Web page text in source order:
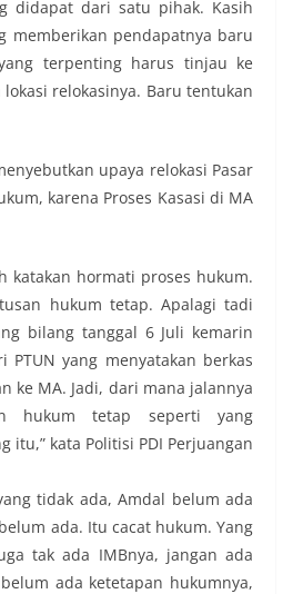
didapat dari satu pihak. Kasih
memberikan pendapatnya baru
terpenting harus tinjau ke
relokasinya. Baru tentukan
upaya relokasi Pasar
karena Proses Kasasi di MA
katakan hormati proses hukum.
hukum tetap. Apalagi tadi
bilang tanggal 6 Juli kemarin
yang menyatakan berkas
ke MA. Jadi, dari mana jalannya
hukum tetap seperti yang
itu,” kata Politisi PDI Perjuangan
tidak ada, Amdal belum ada
ada. Itu cacat hukum. Yang
tak ada IMBnya, jangan ada
ada ketetapan hukumnya,